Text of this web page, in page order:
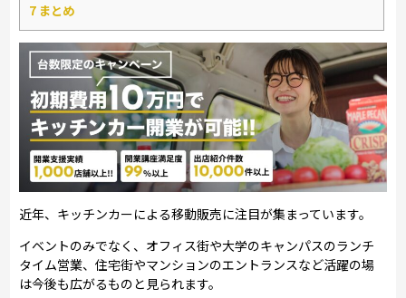
7 まとめ
近年、キッチンカーによる移動販売に注目が集まっています。
イベントのみでなく、オフィス街や大学のキャンパスのランチ
タイム営業、住宅街やマンションのエントランスなど活躍の場
は今後も広がるものと見られます。